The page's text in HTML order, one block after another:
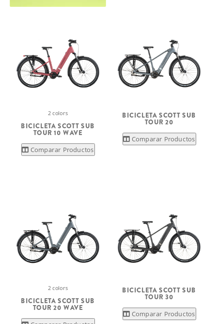
2 colors
BICICLETA SCOTT SUB
TOUR 10 WAVE
Comparar Productos
BICICLETA SCOTT SUB
TOUR 20
Comparar Productos
2 colors
BICICLETA SCOTT SUB
TOUR 20 WAVE
BICICLETA SCOTT SUB
TOUR 30
Comparar Productos